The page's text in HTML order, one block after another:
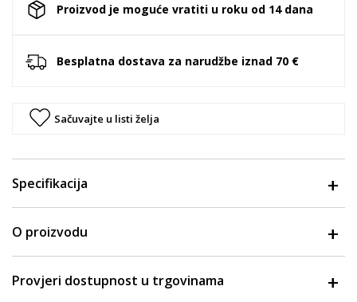
Proizvod je moguće vratiti u roku od 14 dana
Besplatna dostava za narudžbe iznad 70 €
Sačuvajte u listi želja
Specifikacija
O proizvodu
Provjeri dostupnost u trgovinama